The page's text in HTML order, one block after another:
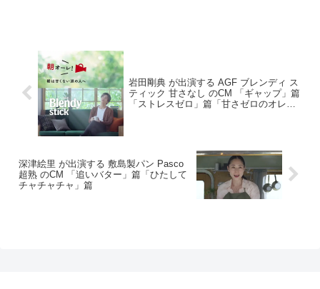
岩田剛典 が出演する AGF ブレンディ ス
ティック 甘さなし のCM 「ギャップ」篇
「ストレスゼロ」篇「甘さゼロのオレ」
深津絵里 が出演する 敷島製パン Pasco
超熟 のCM 「追いバター」篇「ひたして
チャチャチャ」篇